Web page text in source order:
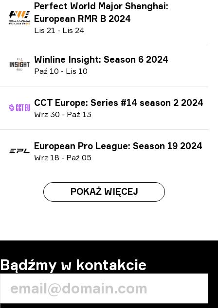
Perfect World Major Shanghai:
European RMR B 2024
Lis 21 - Lis 24
Winline Insight: Season 6 2024
Paź 10 - Lis 10
CCT Europe: Series #14 season 2 2024
Wrz 30 - Paź 13
European Pro League: Season 19 2024
Wrz 18 - Paź 05
POKAŻ WIĘCEJ
Bądźmy w kontakcie